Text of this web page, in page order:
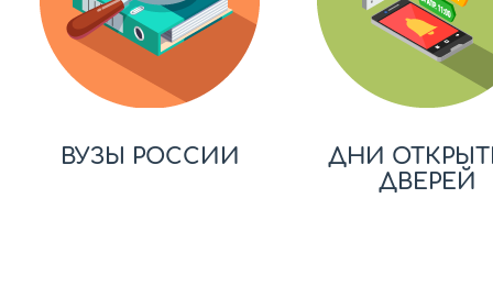
ВУЗЫ РОССИИ
ДНИ
ДВЕРЕЙ